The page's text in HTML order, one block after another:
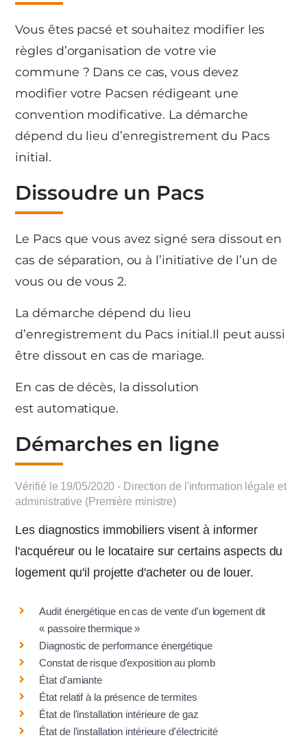
Vous êtes pacsé et souhaitez modifier les
règles d’organisation de votre vie
commune ? Dans ce cas, vous devez
modifier votre Pacsen rédigeant une
convention modificative. La démarche
dépend du lieu d’enregistrement du Pacs
initial.
Dissoudre un Pacs
Le Pacs que vous avez signé sera dissout en
cas de séparation, ou à l’initiative de l’un de
vous ou de vous 2.
La démarche dépend du lieu
d’enregistrement du Pacs initial.Il peut aussi
être dissout en cas de mariage.
En cas de décès, la dissolution
est automatique.
Démarches en ligne
Vérifié le 19/05/2020 - Direction de l'information légale et
administrative (Première ministre)
Les diagnostics immobiliers visent à informer
l'acquéreur ou le locataire sur certains aspects du
logement qu'il projette d'acheter ou de louer.
Audit énergétique en cas de vente d'un logement dit
« passoire thermique »
Diagnostic de performance énergétique
Constat de risque d'exposition au plomb
État d'amiante
État relatif à la présence de termites
État de l'installation intérieure de gaz
État de l'installation intérieure d'électricité